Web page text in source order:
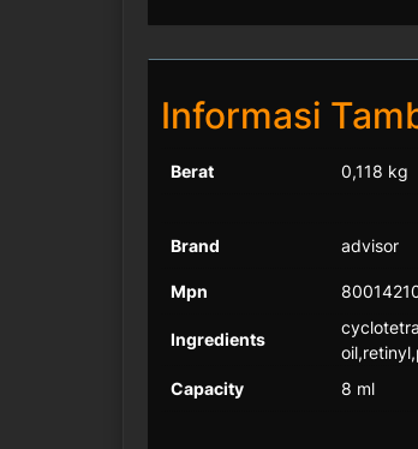
Informasi
Berat 0,118 kg
Brand advisor
Mpn
Ingredients
Capacity
8 ml